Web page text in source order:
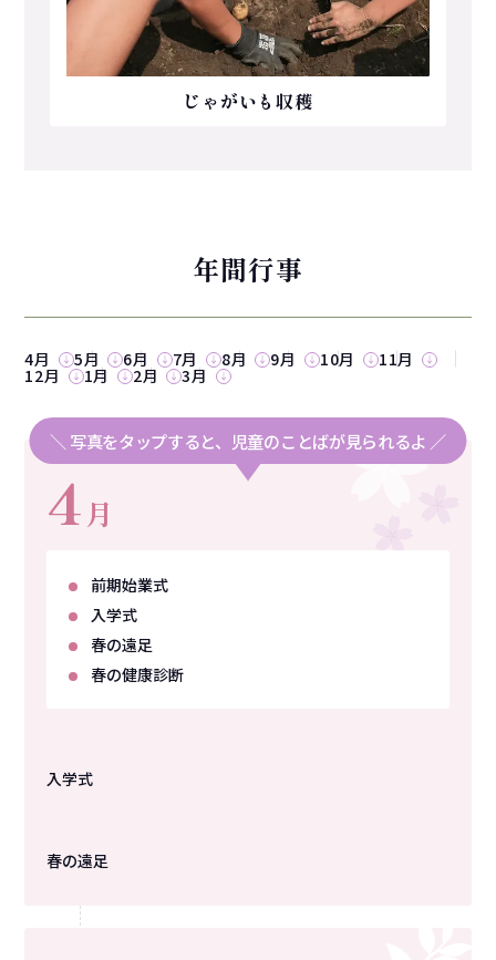
じゃがいも収穫
年間行事
4月 5月 6月 7月 8月 9月 10月 11月
12月 1月 2月 3月
＼ 写真をタップすると、児童のことばが見られるよ ／
4 月
前期始業式
入学式
春の遠足
春の健康診断
入学式
春の遠足